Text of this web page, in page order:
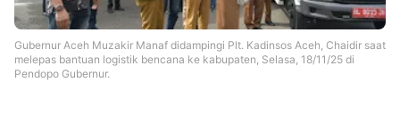
Gubernur Aceh Muzakir Manaf didampingi Plt. Kadinsos Aceh, Chaidir saat
melepas bantuan logistik bencana ke kabupaten, Selasa, 18/11/25 di
Pendopo Gubernur.